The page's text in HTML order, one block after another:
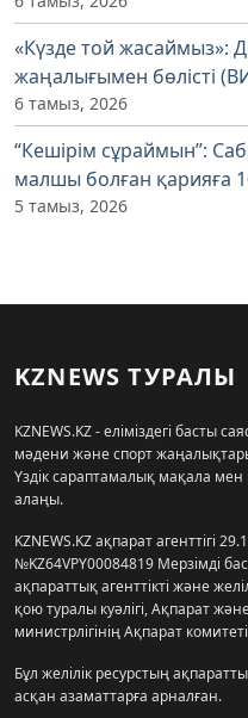
«Күзде той жасаймыз»:
жаңалығымен бөлісті
6 тамыз, 2026
“Кешірім сұраймын”:
малшы болған қарияға
5 тамыз, 2026
KZNEWS ТУРАЛЫ
KZNEWS.KZ - еліміздегі басты
мәдени және спорт
Үздік сараптамалық мақала
алаңы.
KZNEWS.KZ ақпарат агенттігі
№KZ64VPY00084819 Мерзімді
ақпараттық агенттікті және
қою туралы куәлігі, Ақпарат
министрлігінің Ақпарат
Бұл желілік ресурстың
асқан азаматтарға арналған.